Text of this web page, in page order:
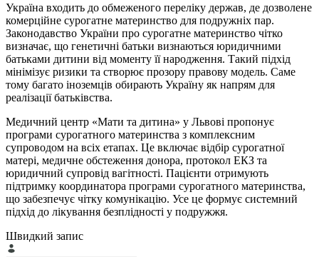
Україна входить до обмеженого переліку держав, де дозволене
комерційне сурогатне материнство для подружніх пар.
Законодавство України про сурогатне материнство чітко
визначає, що генетичні батьки визнаються юридичними
батьками дитини від моменту її народження. Такий підхід
мінімізує ризики та створює прозору правову модель. Саме
тому багато іноземців обирають Україну як напрям для
реалізації батьківства.
Медичний центр «Мати та дитина» у Львові пропонує
програми сурогатного материнства з комплексним
супроводом на всіх етапах. Це включає відбір сурогатної
матері, медичне обстеження донора, протокол ЕКЗ та
юридичний супровід вагітності. Пацієнти отримують
підтримку координатора програми сурогатного материнства,
що забезпечує чітку комунікацію. Усе це формує системний
підхід до лікування безплідності у подружжя.
Швидкий запис